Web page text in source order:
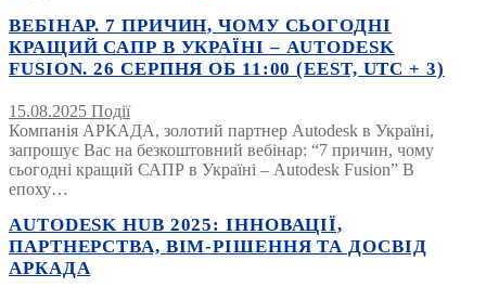
ВЕБІНАР. 7 ПРИЧИН, ЧОМУ СЬОГОДНІ
КРАЩИЙ САПР В УКРАЇНІ – AUTODESK
FUSION. 26 СЕРПНЯ ОБ 11:00 (EEST, UTC + 3)
15.08.2025 Події
Компанія АРКАДА, золотий партнер Autodesk в Україні,
запрошує Вас на безкоштовний вебінар: “7 причин, чому
сьогодні кращий САПР в Україні – Autodesk Fusion” В
епоху…
AUTODESK HUB 2025: ІННОВАЦІЇ,
ПАРТНЕРСТВА, BIM-РІШЕННЯ ТА ДОСВІД
АРКАДА